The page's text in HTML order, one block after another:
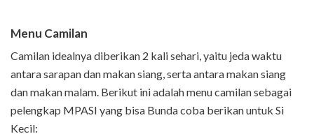
Menu Camilan
Camilan idealnya diberikan 2 kali sehari, yaitu jeda waktu
antara sarapan dan makan siang, serta antara makan siang
dan makan malam. Berikut ini adalah menu camilan sebagai
pelengkap MPASI yang bisa Bunda coba berikan untuk Si
Kecil: